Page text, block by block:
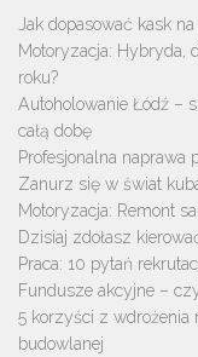
Jak dopasować kask
Motoryzacja: Hybryda,
roku?
Autoholowanie Łódź –
całą dobę
Profesjonalna naprawa
Zanurz się w świat
Motoryzacja: Remont
Dzisiaj zdołasz
Praca: 10 pytań
Fundusze akcyjne –
5 korzyści z wdrożenia
budowlanej